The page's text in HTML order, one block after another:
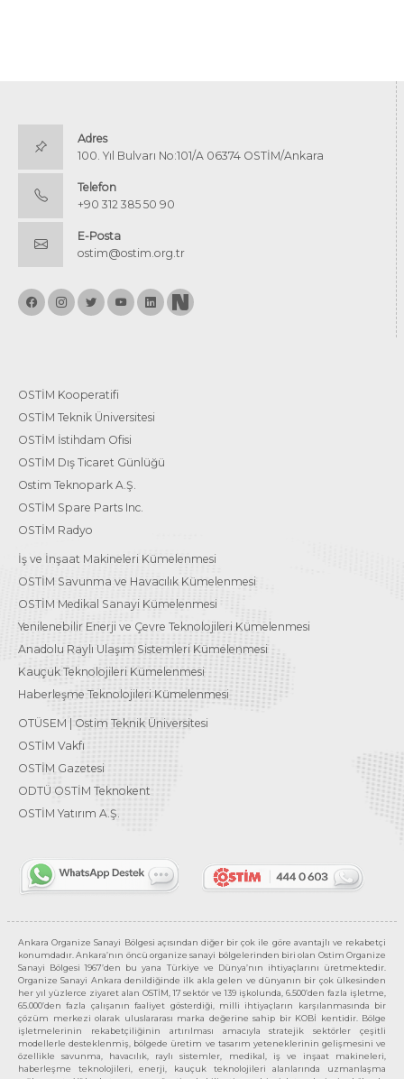
Adres
100. Yıl Bulvarı No:101/A 06374 OSTİM/Ankara
Telefon
+90 312 385 50 90
E-Posta
ostim@ostim.org.tr
OSTİM Kooperatifi
OSTİM Teknik Üniversitesi
OSTİM İstihdam Ofisi
OSTİM Dış Ticaret Günlüğü
Ostim Teknopark A.Ş.
OSTİM Spare Parts Inc.
OSTİM Radyo
İş ve İnşaat Makineleri Kümelenmesi
OSTİM Savunma ve Havacılık Kümelenmesi
OSTİM Medikal Sanayi Kümelenmesi
Yenilenebilir Enerji ve Çevre Teknolojileri Kümelenmesi
Anadolu Raylı Ulaşım Sistemleri Kümelenmesi
Kauçuk Teknolojileri Kümelenmesi
Haberleşme Teknolojileri Kümelenmesi
OTÜSEM | Ostim Teknik Üniversitesi
OSTİM Vakfı
OSTİM Gazetesi
ODTÜ OSTİM Teknokent
OSTİM Yatırım A.Ş.
Ankara Organize Sanayi Bölgesi açısından diğer bir çok ile göre avantajlı ve rekabetçi
konumdadır. Ankara’nın öncü organize sanayi bölgelerinden biri olan Ostim Organize
Sanayi Bölgesi 1967’den bu yana Türkiye ve Dünya’nın ihtiyaçlarını üretmektedir.
Organize Sanayi Ankara denildiğinde ilk akla gelen ve dünyanın bir çok ülkesinden
her yıl yüzlerce ziyaret alan OSTİM, 17 sektör ve 139 işkolunda, 6.500’den fazla işletme,
65.000’den fazla çalışanın faaliyet gösterdiği, milli ihtiyaçların karşılanmasında bir
çözüm merkezi olarak uluslararası marka değerine sahip bir KOBİ kentidir. Bölge
işletmelerinin rekabetçiliğinin artırılması amacıyla stratejik sektörler çeşitli
modellerle desteklenmiş, bölgede üretim ve tasarım yeteneklerinin gelişmesini ve
özellikle savunma, havacılık, raylı sistemler, medikal, iş ve inşaat makineleri,
haberleşme teknolojileri, enerji, kauçuk teknolojileri alanlarında uzmanlaşma